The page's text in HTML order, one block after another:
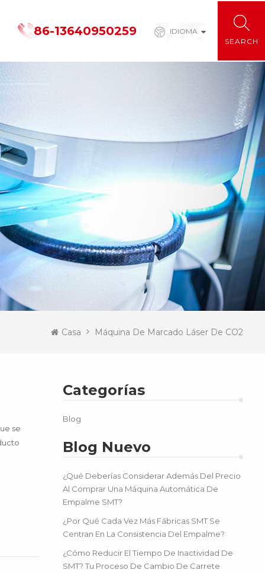
IDIOMA
86-13640950259
Casa Máquina De Marcado Láser De CO2
Categorías
Blog
Blog Nuevo
¿Qué Deberías Considerar Además Del Precio
Al Comprar Una Máquina Automática De
Empalme SMT?
¿Por Qué Cada Vez Más Fábricas SMT Se
Centran En La Consistencia Del Empalme?
¿Cómo Reducir El Tiempo De Inactividad De
SMT? Tu Proceso De Cambio De Carrete
se